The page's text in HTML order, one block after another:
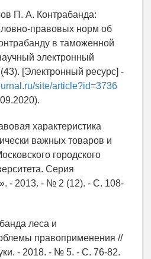
П. А. Контрабанда:
правовых норм об
в таможенной
электронный
[Электронный ресурс] -
site/article?id=3736
характеристика
важных товаров и
городского
Серия
- 2013. - № 2 (12). - С. 108-
леса и
правоприменения //
- 2018. - № 5. - С. 76-82.